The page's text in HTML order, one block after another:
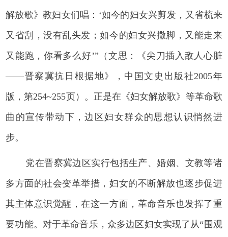
解放歌》教妇女们唱：‘如今的妇女兴剪发，又省梳来
又省刮，没有乱头发；如今的妇女兴撒脚，又能走来
又能跑，你看多么好’”（文思：《尖刀插入敌人心脏
——晋察冀抗日根据地》，中国文史出版社2005年
版，第254~255页）。正是在《妇女解放歌》等革命歌
曲的宣传带动下，边区妇女群众的思想认识悄然进
步。
党在晋察冀边区实行包括生产、婚姻、文教等诸
多方面的社会变革举措，妇女的不断解放也逐步促进
其主体意识觉醒，在这一方面，革命音乐也发挥了重
要功能。对于革命音乐，众多边区妇女实现了从“围观